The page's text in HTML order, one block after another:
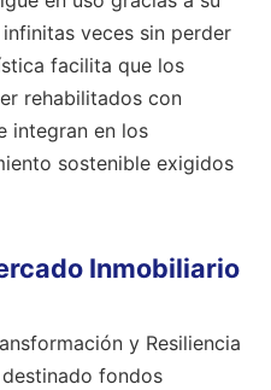
veces sin perder
facilita que los
rehabilitados con
integran en los
sostenible exigidos
Inmobiliario
y Resiliencia
fondos